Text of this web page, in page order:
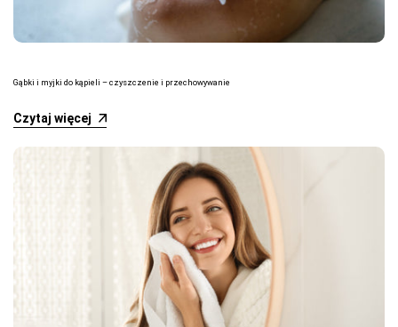
Gąbki i myjki do kąpieli – czyszczenie i przechowywanie
Czytaj więcej